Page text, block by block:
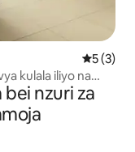
5 (3)
kulala iliyo na
nzuri za